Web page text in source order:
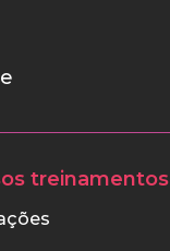
treinamentos